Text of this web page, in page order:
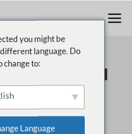
Nr. 1
für
you might be
language. Do
change to:
Language